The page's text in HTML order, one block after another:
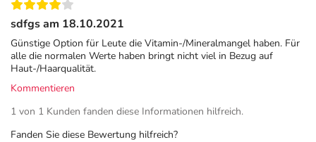
sdfgs am 18.10.2021
Günstige Option für Leute die Vitamin-/Mineralmangel haben. Für
alle die normalen Werte haben bringt nicht viel in Bezug auf
Haut-/Haarqualität.
Kommentieren
1 von 1 Kunden fanden diese Informationen hilfreich.
Fanden Sie diese Bewertung hilfreich?